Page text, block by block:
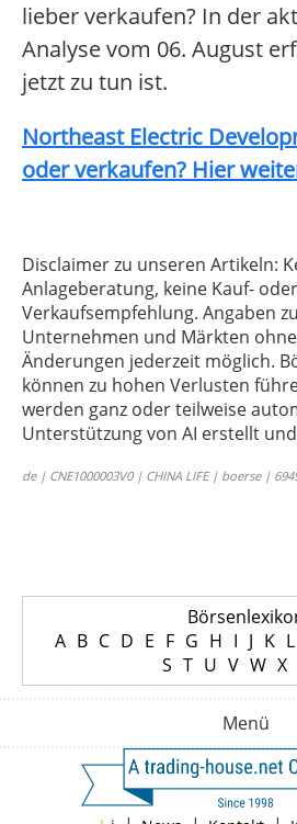
lieber verkaufen? In der
Analyse vom 06. August
jetzt zu tun ist.
Northeast Electric
oder verkaufen? Hier
Disclaimer zu unseren Artikeln:
Anlageberatung, keine Kauf- oder
Verkaufsempfehlung. Angaben
Unternehmen und Märkten
Änderungen jederzeit möglich.
können zu hohen Verlusten
werden ganz oder teilweise
Unterstützung von AI erstellt
de | CNE1000003V0 | CHINA LIFE | boerse |
A B C D E F G H I J K L
S T U V W X
Menü